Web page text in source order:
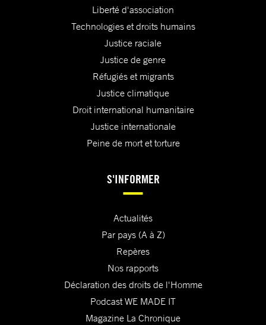
Liberté d'association
Technologies et droits humains
Justice raciale
Justice de genre
Réfugiés et migrants
Justice climatique
Droit international humanitaire
Justice internationale
Peine de mort et torture
S'INFORMER
Actualités
Par pays (A à Z)
Repères
Nos rapports
Déclaration des droits de l'Homme
Podcast WE MADE IT
Magazine La Chronique